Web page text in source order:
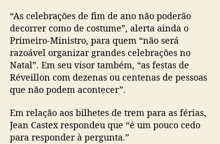
“As celebrações de fim de ano não poderão
decorrer como de costume”, alerta ainda o
Primeiro-Ministro, para quem “não será
razoável organizar grandes celebrações no
Natal”. Em seu visor também, “as festas de
Réveillon com dezenas ou centenas de pessoas
que não podem acontecer”.
Em relação aos bilhetes de trem para as férias,
Jean Castex respondeu que “é um pouco cedo
para responder à pergunta.”